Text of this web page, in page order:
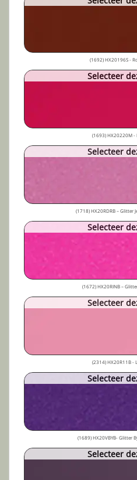
(1692) HX20196S -
Selecteer
(1693) HX20220M -
Selecteer
(1718) HX20RDRB – Glitter
Selecteer
(1672) HX20RINB –
Selecteer
(2314) HX20R11B -
Selecteer
(1689) HX20VBYB- Glitter
Selecteer